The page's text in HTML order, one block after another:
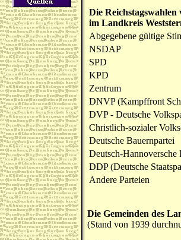
Die Reichstagswahlen
im Landkreis
Abgegebene gültige
NSDAP
SPD
KPD
Zentrum
DNVP (Kampffront
DVP - Deutsche
Christlich-sozialer
Deutsche Bauernpartei
Deutsch-Hannoversche
DDP (Deutsche
Andere Parteien
Die Gemeinden des
(Stand von 1939